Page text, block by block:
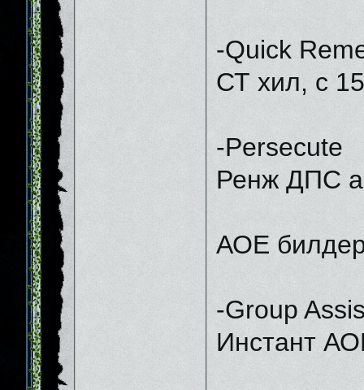
-Quick
СТ хил, с
-Persecute
Ренж ДПС
АОЕ
-Group
Инстант